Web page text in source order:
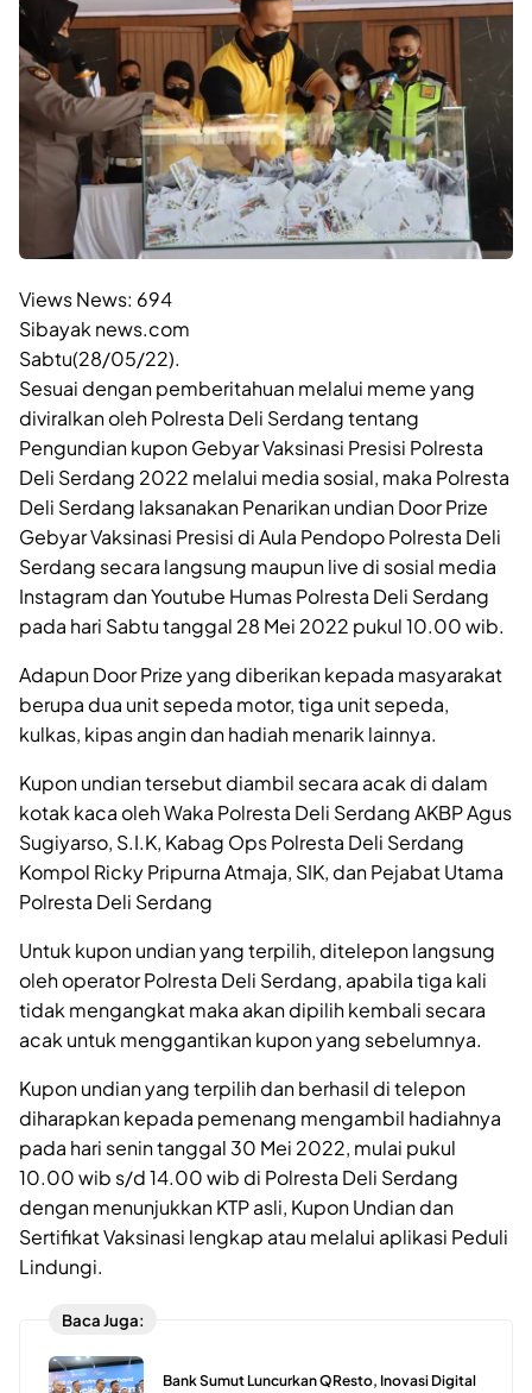
Views News: 694
Sibayak news.com
Sabtu(28/05/22).
Sesuai dengan pemberitahuan melalui meme yang
diviralkan oleh Polresta Deli Serdang tentang
Pengundian kupon Gebyar Vaksinasi Presisi Polresta
Deli Serdang 2022 melalui media sosial, maka Polresta
Deli Serdang laksanakan Penarikan undian Door Prize
Gebyar Vaksinasi Presisi di Aula Pendopo Polresta Deli
Serdang secara langsung maupun live di sosial media
Instagram dan Youtube Humas Polresta Deli Serdang
pada hari Sabtu tanggal 28 Mei 2022 pukul 10.00 wib.
Adapun Door Prize yang diberikan kepada masyarakat
berupa dua unit sepeda motor, tiga unit sepeda,
kulkas, kipas angin dan hadiah menarik lainnya.
Kupon undian tersebut diambil secara acak di dalam
kotak kaca oleh Waka Polresta Deli Serdang AKBP Agus
Sugiyarso, S.I.K, Kabag Ops Polresta Deli Serdang
Kompol Ricky Pripurna Atmaja, SIK, dan Pejabat Utama
Polresta Deli Serdang
Untuk kupon undian yang terpilih, ditelepon langsung
oleh operator Polresta Deli Serdang, apabila tiga kali
tidak mengangkat maka akan dipilih kembali secara
acak untuk menggantikan kupon yang sebelumnya.
Kupon undian yang terpilih dan berhasil di telepon
diharapkan kepada pemenang mengambil hadiahnya
pada hari senin tanggal 30 Mei 2022, mulai pukul
10.00 wib s/d 14.00 wib di Polresta Deli Serdang
dengan menunjukkan KTP asli, Kupon Undian dan
Sertifikat Vaksinasi lengkap atau melalui aplikasi Peduli
Lindungi.
Baca Juga:
Bank Sumut Luncurkan QResto, Inovasi Digital